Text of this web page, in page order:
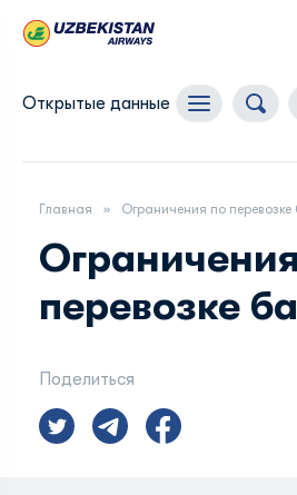
Открытые данные
Главная Ограничения по перевозке
перевозке
Поделиться